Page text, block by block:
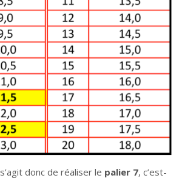
donc de réaliser le palier 7, c’est-